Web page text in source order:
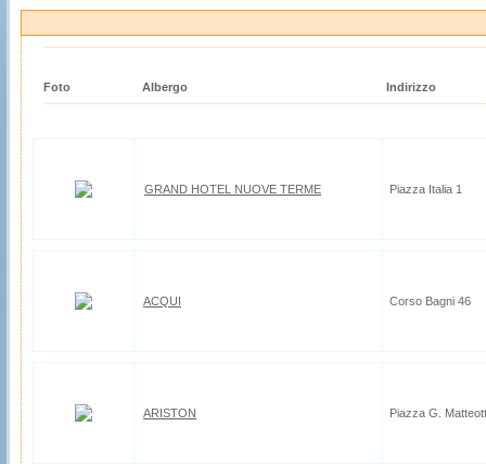
Foto Albergo Indirizzo
GRAND HOTEL NUOVE TERME Piazza Italia 1
ACQUI Corso Bagni 46
ARISTON Piazza G.